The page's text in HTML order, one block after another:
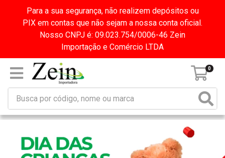
Para a sua segurança, não realizem depósitos ou
PIX em contas que não sejam a nossa conta oficial.
Nosso CNPJ é: 09.023.754/0006-46 Zein
Importação e Comércio LTDA
0